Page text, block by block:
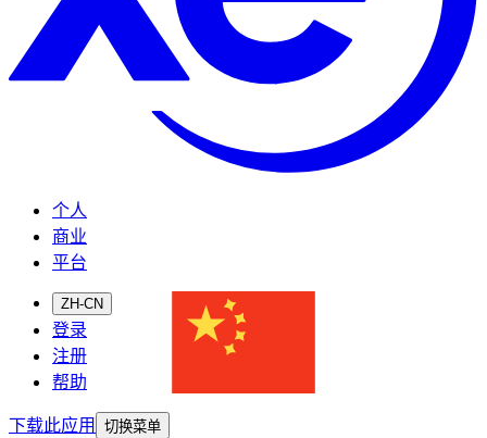
个人
商业
平台
ZH-CN
登录
注册
帮助
下载此应用
切换菜单